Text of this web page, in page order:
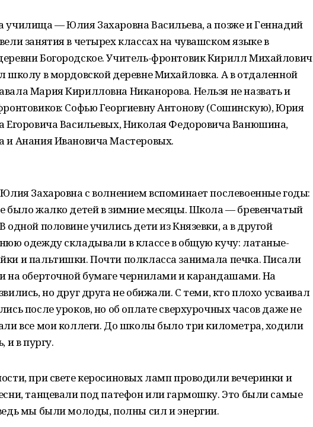
училища — Юлия Захаровна Васильева, а позже и Геннадий
занятия в четырех классах на чувашском языке в
Богородское. Учитель-фронтовик Кирилл Михайлович
школу в мордовской деревне Михайловка. А в отдаленной
Мария Кирилловна Никанорова. Нельзя не назвать и
Софью Георгиевну Антонову (Сошинскую), Юрия
Егоровича Васильевых, Николая Федоровича Ванюшина,
и Анания Ивановича Мастеровых.
Захаровна с волнением вспоминает послевоенные годы:
было жалко детей в зимние месяцы. Школа — бревенчатый
половине учились дети из Князевки, а в другой
одежду складывали в классе в общую кучу: латаные-
и пальтишки. Почти полкласса занимала печка. Писали
на оберточной бумаге чернилами и карандашами. На
но друг друга не обижали. С теми, кто плохо усваивал
после уроков, но об оплате сверхурочных часов даже не
все мои коллеги. До школы было три километра, ходили
и в пургу.
при свете керосиновых ламп проводили вечеринки и
танцевали под патефон или гармошку. Это были самые
мы были молоды, полны сил и энергии.